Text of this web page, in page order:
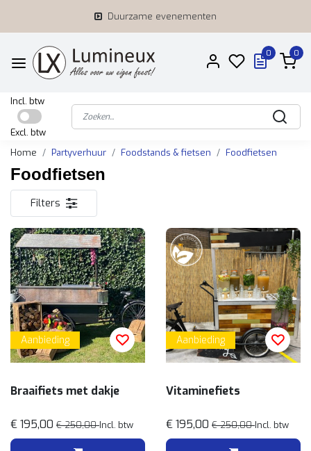
Duurzame evenementen
0 0
Incl. btw
Excl. btw
Home
Partyverhuur Foodstands & fietsen Foodfietsen
Foodfietsen
Filters
Aanbieding
Braaifiets met dakje
€ 195,00 € 250,00Incl. btw
Aanbieding
Vitaminefiets
€ 195,00 € 250,00Incl. btw